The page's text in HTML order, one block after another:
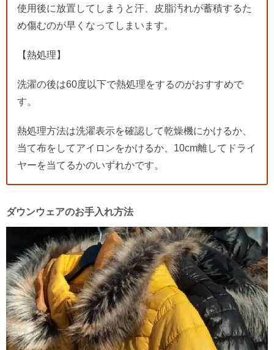
使用後に放置してしまうと汗、皮脂汚れが蓄積するた
め傷むのが早くなってしまいます。
【熱処理】
洗濯の後は60度以下で熱処理をするのがおすすめで
す。
熱処理方法は洗濯表示を確認して乾燥機にかけるか、
当て布をしてアイロンをかけるか、10cm離してドライ
ヤーを当てるかのいずれかです。
ダウンウェアのお手入れ方法